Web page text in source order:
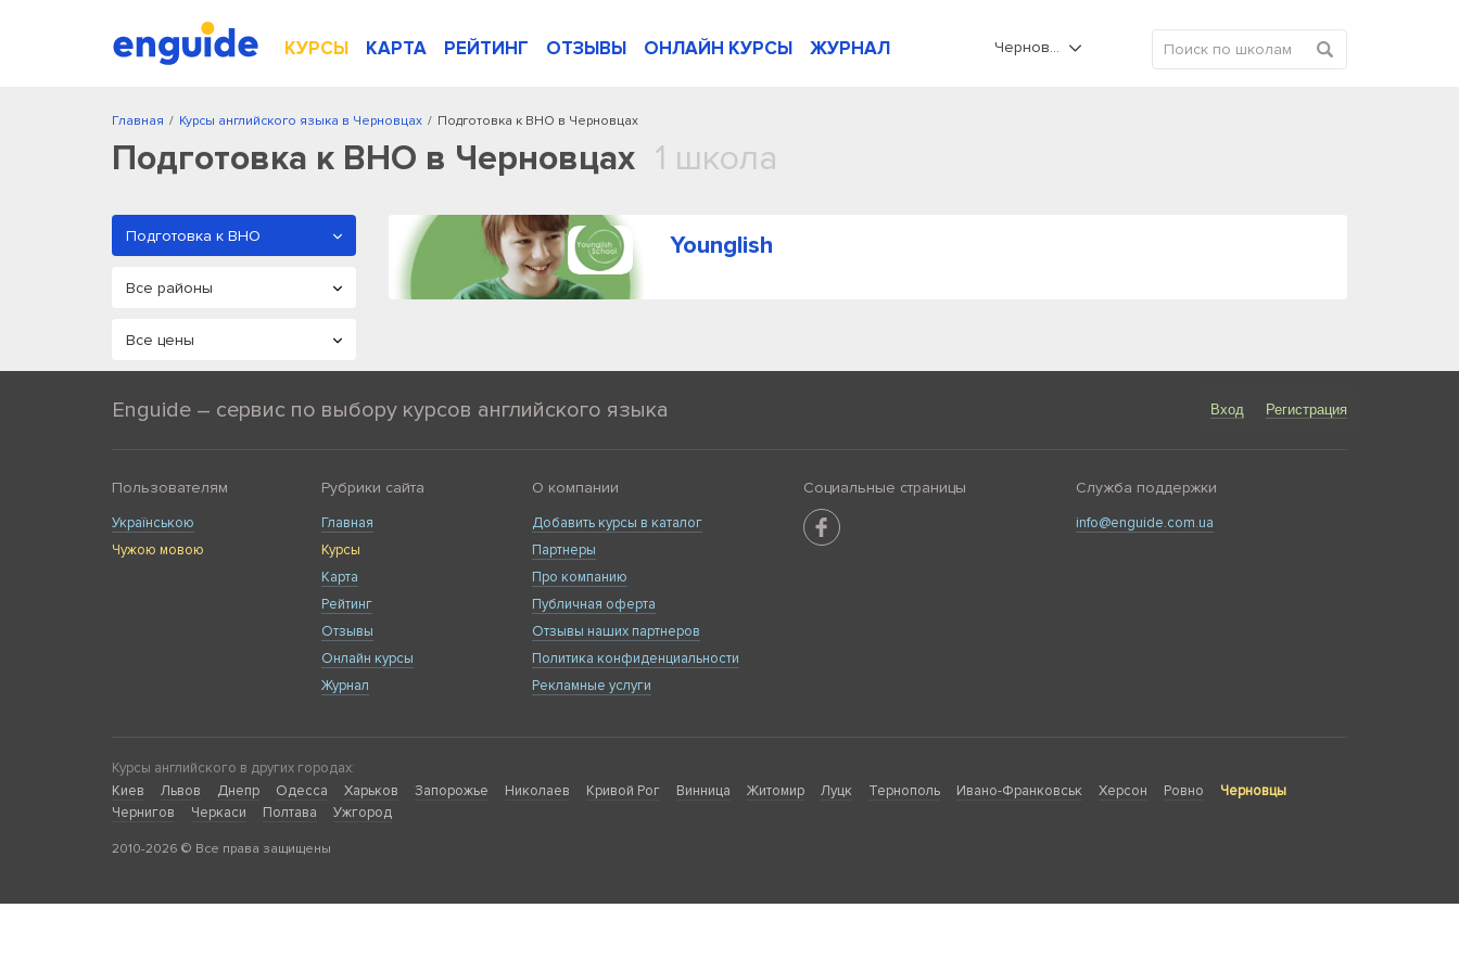
КУРСЫ КАРТА РЕЙТИНГ ОТЗЫВЫ ОНЛАЙН КУРСЫ ЖУРНАЛ Черновцы
/
Главная /
Курсы английского языка в Черновцах Подготовка к ВНО в Черновцах
Подготовка к ВНО в Черновцах 1 школа
Younglish
Enguide – сервис по выбору курсов английского языка Вход Регистрация
Пользователям
Українською
Чужою мовою
Рубрики сайта
Главная
Курсы
Карта
Рейтинг
Отзывы
Онлайн курсы
Журнал
О компании
Добавить курсы в каталог
Партнеры
Про компанию
Публичная оферта
Отзывы наших партнеров
Политика конфиденциальности
Рекламные услуги
Социальные страницы Служба поддержки
info@enguide.com.ua
Курсы английского в других городах:
Киев
Львов Днепр Одесса Харьков Запорожье Николаев Кривой Рог Винница Житомир Луцк Тернополь Ивано-Франковськ Херсон Ровно
Черновцы
Чернигов
Черкаси Полтава Ужгород
2010-2026 © Все права защищены